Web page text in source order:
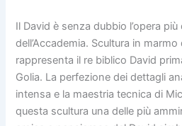
Il David è senza dubbio l’opera più
dell’Accademia. Scultura in
rappresenta il re biblico David
Golia. La perfezione dei dettagli
intensa e la maestria tecnica di
questa scultura una delle più